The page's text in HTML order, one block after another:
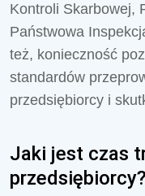
Kontroli Skarbowej,
Państwowa
też, konieczność
standardów
przedsiębiorcy i
Jaki jest czas
przedsiębiorcy?